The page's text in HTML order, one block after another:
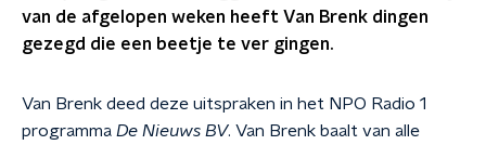
van de afgelopen weken heeft Van Brenk dingen
gezegd die een beetje te ver gingen.
Van Brenk deed deze uitspraken in het NPO Radio 1
programma De Nieuws BV. Van Brenk baalt van alle